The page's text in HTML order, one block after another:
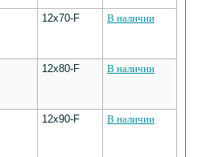
12х70-F В наличии
12х80-F В наличии
12х90-F В наличии